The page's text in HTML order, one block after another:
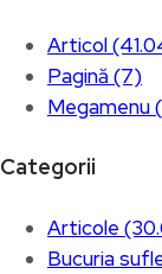
Articol
Pagină (7)
Megamenu
Categorii
Articole
Bucuria